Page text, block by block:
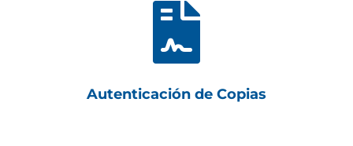

Autenticación de Copias